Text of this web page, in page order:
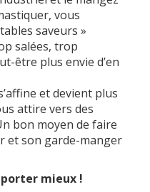
vous
saveurs »
salées, trop
être plus envie d’en
et devient plus
attire vers des
bon moyen de faire
et son garde-manger
mieux !